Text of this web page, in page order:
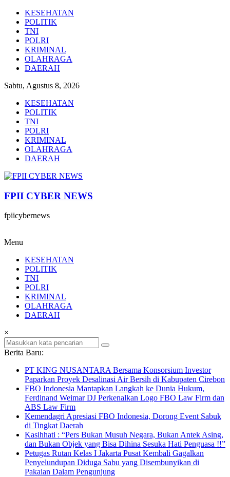
Lompat
konten
KESEHATAN
POLITIK
TNI
POLRI
KRIMINAL
OLAHRAGA
DAERAH
Sabtu, Agustus 8, 2026
KESEHATAN
POLITIK
TNI
POLRI
KRIMINAL
OLAHRAGA
DAERAH
FPII CYBER NEWS
fpiicybernews
Menu
KESEHATAN
POLITIK
TNI
POLRI
KRIMINAL
OLAHRAGA
DAERAH
×
Berita Baru:
PT KING NUSANTARA Bersama Konsorsium Investor
Paparkan Proyek Desalinasi Air Bersih di Kabupaten Cirebon
FBO Indonesia Mantapkan Langkah ke Dunia Hukum,
Ferdinand Weimar DJ Perkenalkan Logo FBO Law Firm dan
ABS Law Firm
Kemendagri Apresiasi FBO Indonesia, Dorong Event Sabuk
di Tingkat Daerah
Kasihhati : “Pers Bukan Musuh Negara, Bukan Antek Asing,
dan Bukan Objek yang Bisa Dihina Sesuka Hati Penguasa !!”
Petugas Rutan Kelas I Jakarta Pusat Kembali Gagalkan
Penyelundupan Diduga Sabu yang Disembunyikan di
Pakaian Dalam Pengunjung